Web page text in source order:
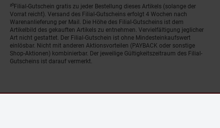
²⁰Filial-Gutschein gratis zu jeder Bestellung dieses Artikels (solange der
Vorrat reicht). Versand des Filial-Gutscheins erfolgt 4 Wochen nach
Warenanlieferung per Mail. Die Höhe des Filial-Gutscheins ist dem
Artikelbild des gekauften Artikels zu entnehmen. Vervielfältigung jeglicher
Art nicht gestattet. Der Filial-Gutschein ist ohne Mindesteinkaufswert
einlösbar. Nicht mit anderen Aktionsvorteilen (PAYBACK oder sonstige
Shop-Aktionen) kombinierbar. Der jeweilige Gültigkeitszeitraum des Filial-
Gutscheins ist darauf vermerkt.